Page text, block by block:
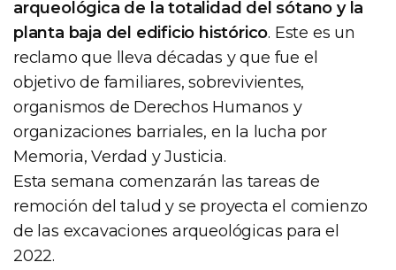
arqueológica de la totalidad del sótano y la
planta baja del edificio histórico. Este es un
reclamo que lleva décadas y que fue el
objetivo de familiares, sobrevivientes,
organismos de Derechos Humanos y
organizaciones barriales, en la lucha por
Memoria, Verdad y Justicia.
Esta semana comenzarán las tareas de
remoción del talud y se proyecta el comienzo
de las excavaciones arqueológicas para el
2022.